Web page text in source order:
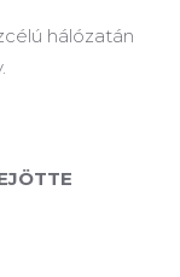
hálózatán